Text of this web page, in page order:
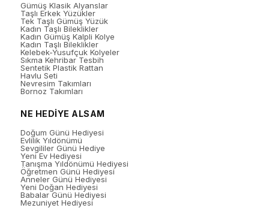
Gümüş Klasik Alyanslar
Taşlı Erkek Yüzükler
Tek Taşlı Gümüş Yüzük
Kadın Taşlı Bileklikler
Kadın Gümüş Kalpli Kolye
Kadın Taşlı Bileklikler
Kelebek-Yusufçuk Kolyeler
Sıkma Kehribar Tesbih
Sentetik Plastik Rattan
Havlu Seti
Nevresim Takımları
Bornoz Takımları
NE HEDİYE ALSAM
Doğum Günü Hediyesi
Evlilik Yıldönümü
Sevgililer Günü Hediye
Yeni Ev Hediyesi
Tanışma Yıldönümü Hediyesi
Öğretmen Günü Hediyesi
Anneler Günü Hediyesi
Yeni Doğan Hediyesi
Babalar Günü Hediyesi
Mezuniyet Hediyesi